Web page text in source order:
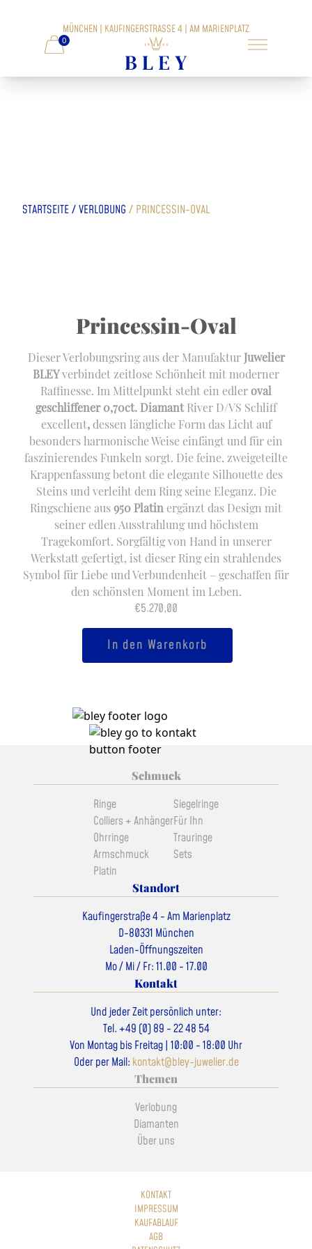
MÜNCHEN | KAUFINGERSTRASSE 4 | AM MARIENPLATZ
0
STARTSEITE/VERLOBUNG / PRINCESSIN-OVAL
Princessin-Oval
Dieser Verlobungsring aus der ManufakturJuwelier
BLEYverbindet zeitlose Schönheit mit moderner
Raffinesse. Im Mittelpunkt steht ein edler oval
geschliffener 0,70ct. DiamantRiver D/VS Schliff
excellent, dessen längliche Form das Licht auf
besonders harmonische Weise einfängt und für ein
faszinierendes Funkeln sorgt. Die feine, zweigeteilte
Krappenfassung betont die elegante Silhouette des
Steins und verleiht dem Ring seine Eleganz. Die
Ringschiene aus950 Platin ergänzt das Design mit
seiner edlen Ausstrahlung und höchstem
Tragekomfort. Sorgfältig von Hand in unserer
Werkstatt gefertigt, ist dieser Ring ein strahlendes
Symbol für Liebe und Verbundenheit – geschaffen für
den schönsten Moment im Leben.
€5.270,00
In den Warenkorb
Schmuck
Ringe
Colliers + Anhänger
Ohrringe
Armschmuck
Platin
Siegelringe
Für Ihn
Trauringe
Sets
Standort
Kaufingerstraße 4 - Am Marienplatz
D-80331 München
Laden-Öffnungszeiten
Mo / Mi / Fr: 11.00 - 17.00
Kontakt
Und jeder Zeit persönlich unter:
Tel. +49 (0) 89 - 22 48 54
Von Montag bis Freitag | 10:00 - 18:00 Uhr
Oder per Mail: kontakt@bley-juwelier.de
Themen
Verlobung
Diamanten
Über uns
KONTAKT
IMPRESSUM
KAUFABLAUF
AGB